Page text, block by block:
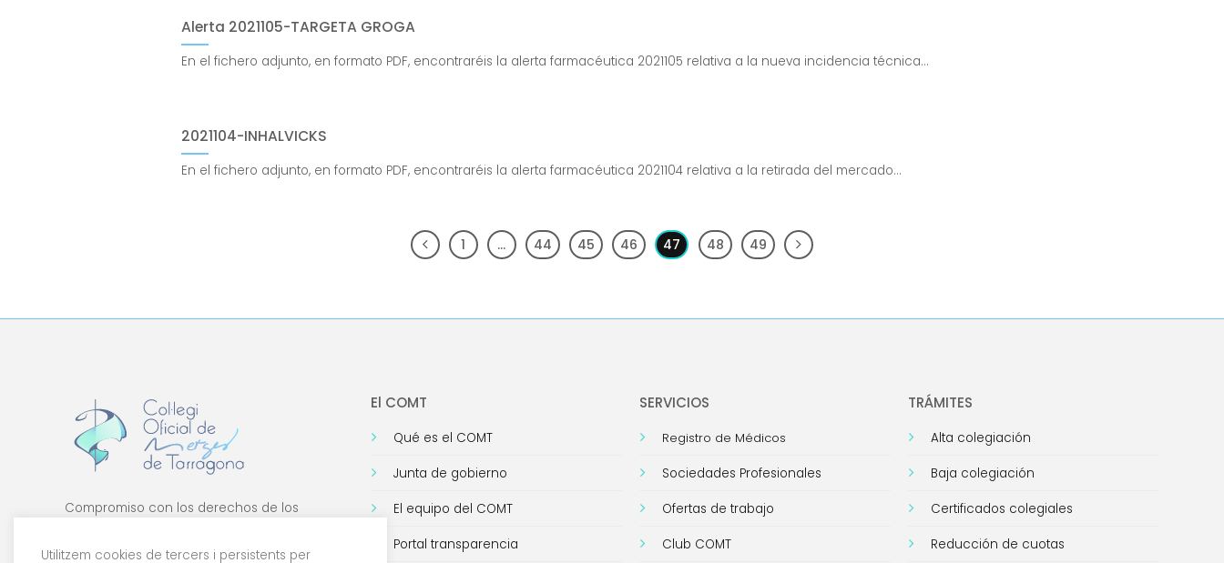
Alerta 2021105-TARGETA GROGA
En el fichero adjunto, en formato PDF, encontraréis la alerta farmacéutica 2021105 relativa a la nueva incidencia técnica...
2021104-INHALVICKS
En el fichero adjunto, en formato PDF, encontraréis la alerta farmacéutica 2021104 relativa a la retirada del mercado...
1 … 44 45 46 47 48 49
Compromiso con los derechos de los
la tecnología.
El COMT
Qué es el COMT
Junta de gobierno
El equipo del COMT
Portal transparencia
SERVICIOS
Registro de Médicos
Sociedades Profesionales
Ofertas de trabajo
Club COMT
TRÁMITES
Alta colegiación
Baja colegiación
Certificados colegiales
Reducción de cuotas
Utilitzem cookies de tercers i persistents per